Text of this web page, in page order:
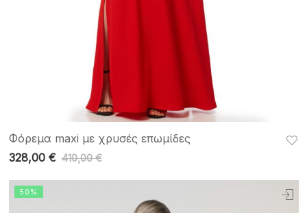
Φόρεμα maxi με χρυσές επωμίδες
410,00€
328,00 €
50%